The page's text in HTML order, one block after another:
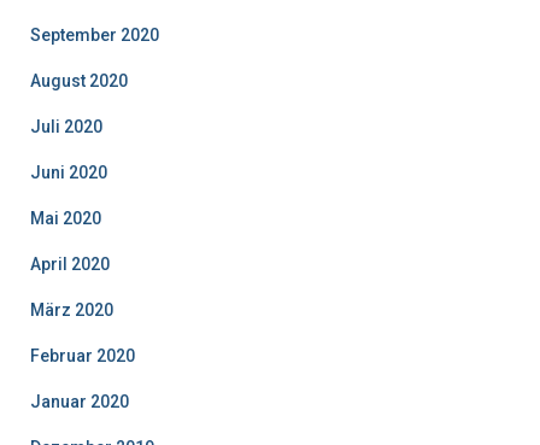
September 2020
August 2020
Juli 2020
Juni 2020
Mai 2020
April 2020
März 2020
Februar 2020
Januar 2020